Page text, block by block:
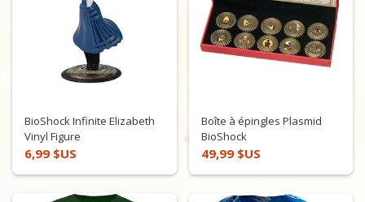
BioShock Infinite Elizabeth
Vinyl Figure
6,99 $US
Boîte à épingles Plasmid
BioShock
49,99 $US